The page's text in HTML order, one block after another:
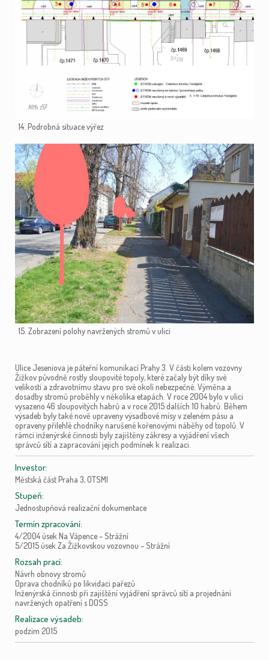
14. Podrobná situace výřez
15. Zobrazení polohy navržených stromů v ulici
Ulice Jeseniova je páteřní komunikací Prahy 3. V části kolem vozovny
Žižkov původně rostly sloupovité topoly, které začaly být díky své
velikosti a zdravotnímu stavu pro své okolí nebezpečné. Výměna a
dosadby stromů proběhly v několika etapách. V roce 2004 bylo v ulici
vysazeno 46 sloupovitých habrů a v roce 2015 dalších 10 habrů. Během
výsadeb byly také nově upraveny výsadbové mísy v zeleném pásu a
opraveny přilehlé chodníky narušené kořenovými náběhy od topolů. V
rámci inženýrské činnosti byly zajištěny zákresy a vyjádření všech
správců sítí a zapracování jejich podmínek k realizaci.
Investor:
Městská část Praha 3, OTSMI
Stupeň:
Jednostupňová realizační dokumentace
Termín zpracování:
4/2004 úsek Na Vápence – Strážní
5/2015 úsek Za Žižkovskou vozovnou – Strážní
Rozsah prací:
Návrh obnovy stromů
Oprava chodníků po likvidaci pařezů
Inženýrská činnosti při zajištění vyjádření správců sítí a projednání
navržených opatření s DOSS
Realizace výsadeb:
podzim 2015